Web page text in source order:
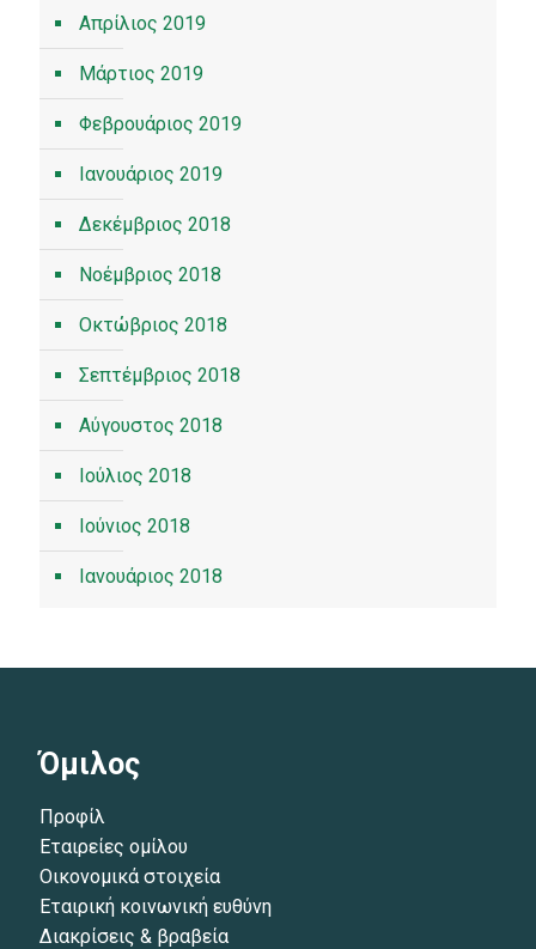
Απρίλιος 2019
Μάρτιος 2019
Φεβρουάριος 2019
Ιανουάριος 2019
Δεκέμβριος 2018
Νοέμβριος 2018
Οκτώβριος 2018
Σεπτέμβριος 2018
Αύγουστος 2018
Ιούλιος 2018
Ιούνιος 2018
Ιανουάριος 2018
Όμιλος
Προφίλ
Εταιρείες ομίλου
Οικονομικά στοιχεία
Εταιρική κοινωνική ευθύνη
Διακρίσεις & βραβεία